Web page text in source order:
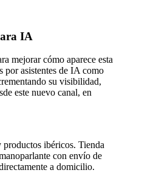
IA
mejorar cómo aparece esta
por asistentes de IA como
su visibilidad,
este nuevo canal, en
ibéricos. Tienda
con envío de
a domicilio.